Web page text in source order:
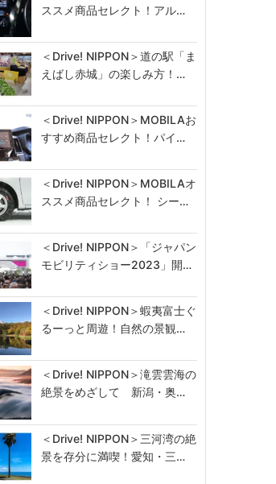
ススメ商品セレクト！アル…
＜Drive! NIPPON＞道の駅「ま
えばし赤城」の楽しみ方！…
＜Drive! NIPPON＞MOBILAお
すすめ商品セレクト！パイ…
＜Drive! NIPPON＞MOBILAオ
ススメ商品セレクト！ シー…
＜Drive! NIPPON＞「ジャパン
モビリティショー2023」開…
＜Drive! NIPPON＞蝦夷富士ぐ
るーっと周遊！自然の景観…
＜Drive! NIPPON＞滝雲雲海の
絶景をめざして 新潟・奥…
＜Drive! NIPPON＞三河湾の絶
景を存分に満喫！愛知・三…